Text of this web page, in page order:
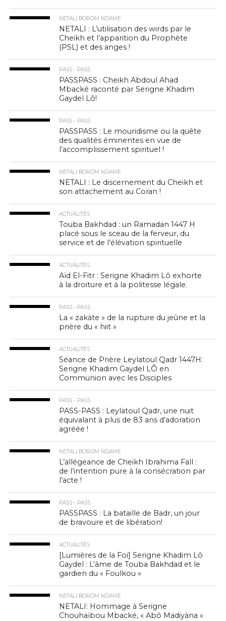
NETALI BOROM NDAME
NETALI : L’utilisation des wirds par le
Cheikh et l’apparition du Prophète
(PSL) et des anges !
PASS - PASS
PASSPASS : Cheikh Abdoul Ahad
Mbacké raconté par Serigne Khadim
Gaydel Lô!
PASS - PASS
PASSPASS : Le mouridisme ou la quête
des qualités éminentes en vue de
l’accomplissement spirituel !
NETALI BOROM NDAME
NETALI : Le discernement du Cheikh et
son attachement au Coran !
ACTUALITÉS
Touba Bakhdad : un Ramadan 1447 H
placé sous le sceau de la ferveur, du
service et de l’élévation spirituelle
ACTUALITÉS
Aïd El-Fitr : Serigne Khadim Lô exhorte
à la droiture et à la politesse légale.
PASS - PASS
La « zakàte » de la rupture du jeûne et la
prière du « hiit »
ACTUALITÉS
Séance de Prière Leylatoul Qadr 1447H:
Serigne Khadim Gaydel LÔ en
Communion avec les Disciples
PASS - PASS
PASS-PASS : Leylatoul Qadr, une nuit
équivalant à plus de 83 ans d’adoration
agréée !
NETALI BOROM NDAME
L’allégeance de Cheikh Ibrahima Fall :
de l’intention pure à la consécration par
l’acte !
PASS - PASS
PASSPASS : La bataille de Badr, un jour
de bravoure et de libération!
ACTUALITÉS
[Lumières de la Foi] Serigne Khadim Lô
Gaydel : L’âme de Touba Bakhdad et le
gardien du « Foulkou »
NETALI BOROM NDAME
NETALI: Hommage à Serigne
Chouhaïbou Mbacké, « Abô Madiyàna »